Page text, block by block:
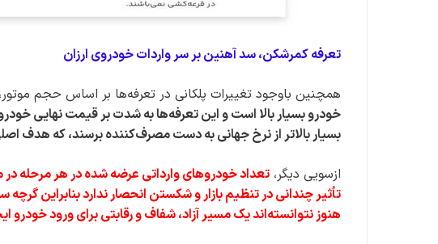
تعرفه کمرشکن، سد آهنین بر سر واردات خودروی ارزان
همچنین باوجود تغییرات پلکانی در تعرفه‌ها بر اساس حجم
خودرو بسیار بالا است و این تعرفه‌ها به شدت بر قیمت نهایی
بسیار بالاتر از نرخ جهانی به دست مصرف‌کننده برسند، که هدف
ازسویی دیگر، تعداد خودرو‌های وارداتی عرضه شده در هر مرحله در
تأثیر چندانی در تنظیم بازار و شکستن انحصار ندارد بنابراین
هنوز نتوانسته‌اند یک مسیر آزاد، شفاف و رقابتی برای ورود خودرو